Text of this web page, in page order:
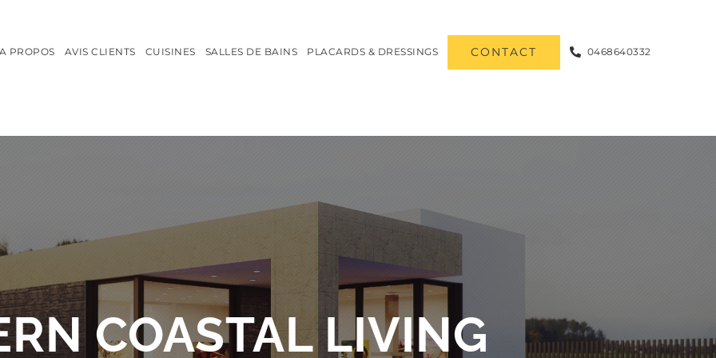
A PROPOS AVIS CLIENTS CUISINES SALLES DE BAINS PLACARDS & DRESSINGS CONTACT 0468640332
COASTAL LIVING